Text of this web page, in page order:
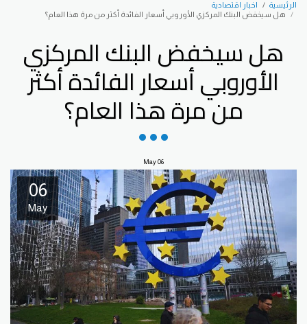
الرئيسية
اخبار اقتصادية
هل سيخفض البنك المركزي الأوروبي أسعار الفائدة أكثر من مرة هذا العام؟
هل سيخفض البنك المركزي
الأوروبي أسعار الفائدة أكثر
من مرة هذا العام؟
06
May
06
May